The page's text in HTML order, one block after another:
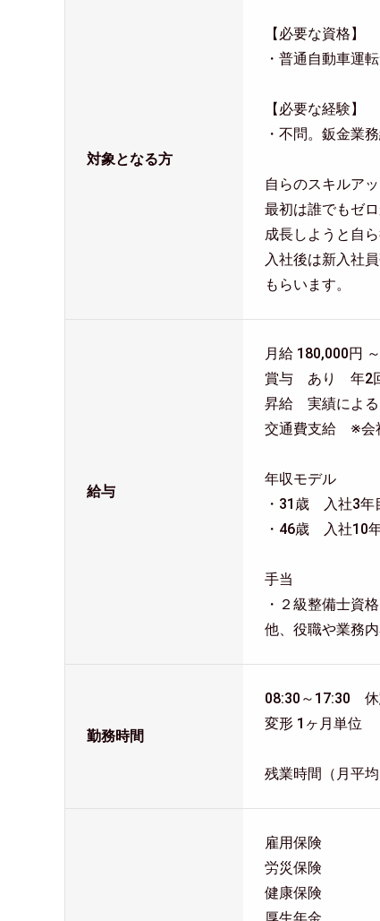
対象となる方
【必要な資格】
・普通自動車運
【必要な経験】
・不問。鈑金業
自らのスキルア
最初は誰でもゼ
成長しようと自
入社後は新入社
もらいます。
給与
月給 180,000円
賞与 あり 年2
昇給 実績による
交通費支給 ※会
年収モデル
・31歳 入社3
・46歳 入社10
手当
・２級整備士資
他、役職や業務
勤務時間
08:30～17:30 休
変形 1ヶ月単位
残業時間（月平均
雇用保険
労災保険
健康保険